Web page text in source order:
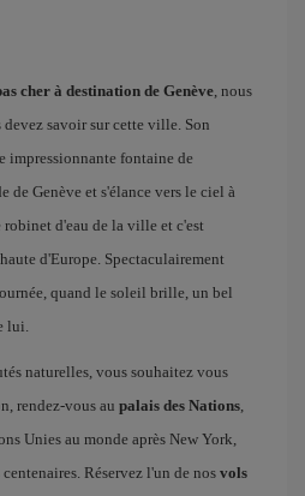
cher à destination de Genève, nous
savoir sur cette ville. Son
impressionnante fontaine de
de Genève et s'élance vers le ciel à
d'eau de la ville et c'est
d'Europe. Spectaculairement
quand le soleil brille, un bel
lui.
naturelles, vous souhaitez vous
rendez-vous au palais des Nations,
Unies au monde après New York,
Réservez l'un de nosvols